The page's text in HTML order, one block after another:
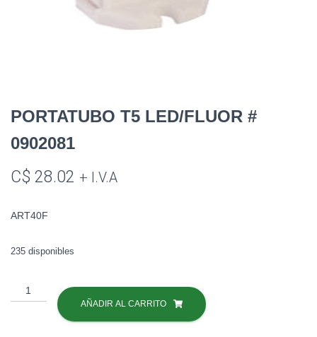
PORTATUBO T5 LED/FLUOR #
0902081
C$ 28.02 + I.V.A
ART40F
235 disponibles
PORTATUBO
T5
LED/FLUOR
AÑADIR AL CARRITO